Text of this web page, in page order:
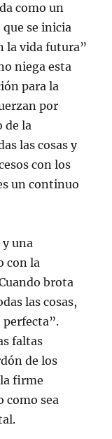
como un
se inicia
la vida futura”
niega esta
para la
por
de la
las cosas y
con los
un continuo
una
con la
brota
las cosas,
faltas
de los
firme
como sea